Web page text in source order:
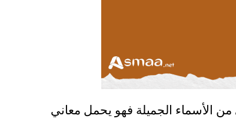
الأسماء الجميلة فهو يحمل معاني